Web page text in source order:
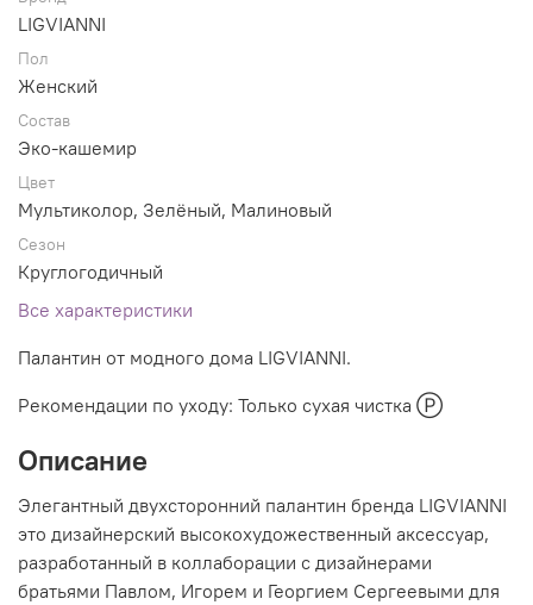
LIGVIANNI
Пол
Женский
Состав
Эко-кашемир
Цвет
Мультиколор, Зелёный, Малиновый
Сезон
Круглогодичный
Все характеристики
Палантин от модного дома LIGVIANNI.
Рекомендации по уходу: Только сухая чистка Ⓟ
Описание
Элегантный двухсторонний палантин бренда LIGVIANNI
это дизайнерский высокохудожественный аксессуар,
разработанный в коллаборации с дизайнерами
братьями Павлом, Игорем и Георгием Сергеевыми для